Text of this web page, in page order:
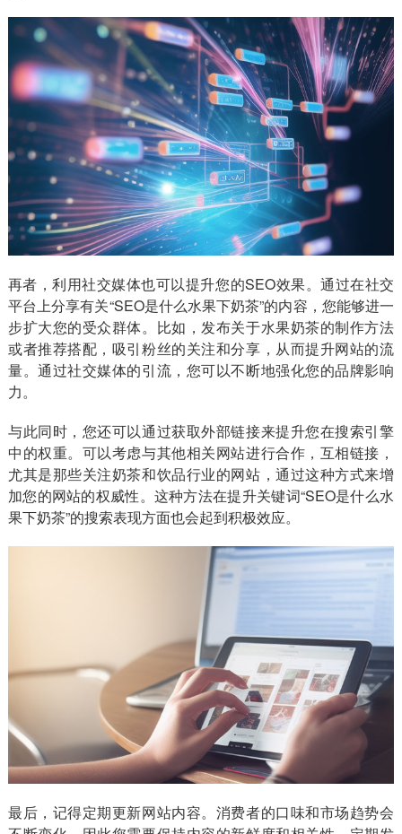
再者，利用社交媒体也可以提升您的SEO效果。通过在社交
平台上分享有关“SEO是什么水果下奶茶”的内容，您能够进一
步扩大您的受众群体。比如，发布关于水果奶茶的制作方法
或者推荐搭配，吸引粉丝的关注和分享，从而提升网站的流
量。通过社交媒体的引流，您可以不断地强化您的品牌影响
力。
与此同时，您还可以通过获取外部链接来提升您在搜索引擎
中的权重。可以考虑与其他相关网站进行合作，互相链接，
尤其是那些关注奶茶和饮品行业的网站，通过这种方式来增
加您的网站的权威性。这种方法在提升关键词“SEO是什么水
果下奶茶”的搜索表现方面也会起到积极效应。
最后，记得定期更新网站内容。消费者的口味和市场趋势会